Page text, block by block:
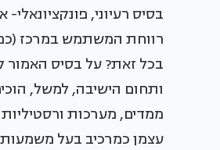
בסיס רעיוני,
רווחת המשתמש במרכז (כמו,
בכל זאת? על בסיס האמור
ותחום הישיבה, למשל,
ממדים, מערכות
עצמן כמרכיב בעל